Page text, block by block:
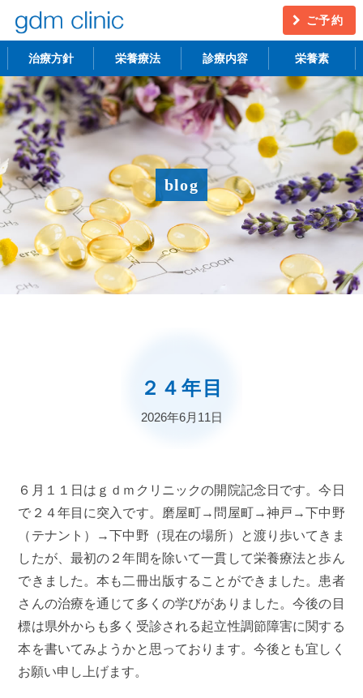
ご予約
治療方針 栄養療法 診療内容
不妊治療 うつ・慢性疲労
アンチエイジング 更年期障害
アトピー性皮膚炎 ニキビ・シミ
レーザー脱毛 月経
栄養素
blog
２４年目
2026年6月11日
６月１１日はｇｄｍクリニックの開院記念日です。今日
で２４年目に突入です。磨屋町→問屋町→神戸→下中野
（テナント）→下中野（現在の場所）と渡り歩いてきま
したが、最初の２年間を除いて一貫して栄養療法と歩ん
できました。本も二冊出版することができました。患者
さんの治療を通じて多くの学びがありました。今後の目
標は県外からも多く受診される起立性調節障害に関する
本を書いてみようかと思っております。今後とも宜しく
お願い申し上げます。